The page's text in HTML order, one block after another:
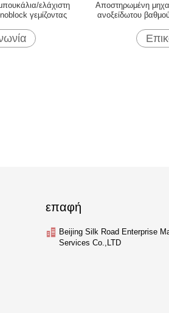
ελάχιστη
γεμίζοντας
Αποστηρωμένη
ανοξείδωτου
επαφή
Beijing Silk Road Enterprise
Services Co.,LTD